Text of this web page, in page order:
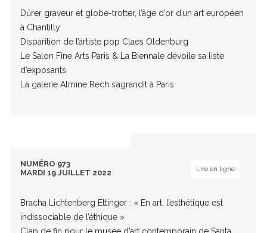
Dürer graveur et globe-trotter, l’âge d’or d’un art européen
à Chantilly
Disparition de l’artiste pop Claes Oldenburg
Le Salon Fine Arts Paris & La Biennale dévoile sa liste
d’exposants
La galerie Almine Rech s’agrandit à Paris
NUMÉRO 973
MARDI 19 JUILLET 2022
Lire en ligne
Bracha Lichtenberg Ettinger : « En art, l’esthétique est
indissociable de l’éthique »